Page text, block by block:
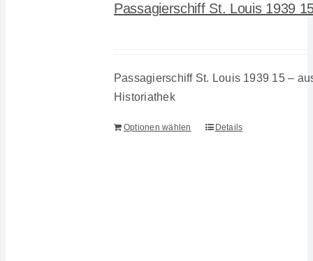
Passagierschiff St. Louis 1939
Passagierschiff St. Louis 1939 15 –
Historiathek
Optionen wählen Details